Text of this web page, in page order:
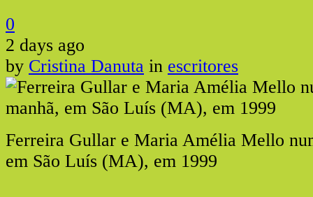
0
2 days ago
by Cristina Danuta in escritores
Ferreira Gullar e Maria Amélia Mello
em São Luís (MA), em 1999